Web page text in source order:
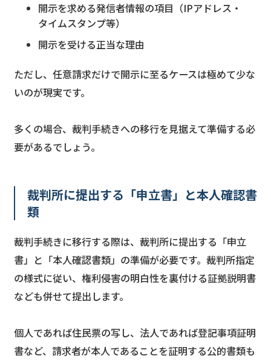
開示を求める発信者情報の項目（IPアドレス・
タイムスタンプ等）
開示を受ける正当な理由
ただし、任意請求だけで開示に至るケースは極めて少な
いのが現実です。
多くの場合、裁判手続きへの移行を見据えて準備する必
要があるでしょう。
裁判所に提出する「申立書」と本人確認書
類
裁判手続きに移行する際は、裁判所に提出する「申立
書」と「本人確認書類」の準備が必要です。裁判所指定
の様式に従い、権利侵害の明白性を裏付ける証拠説明書
なども併せて提出します。
個人であれば住民票の写し、法人であれば登記事項証明
書など、請求者が本人であることを証明する公的書類も